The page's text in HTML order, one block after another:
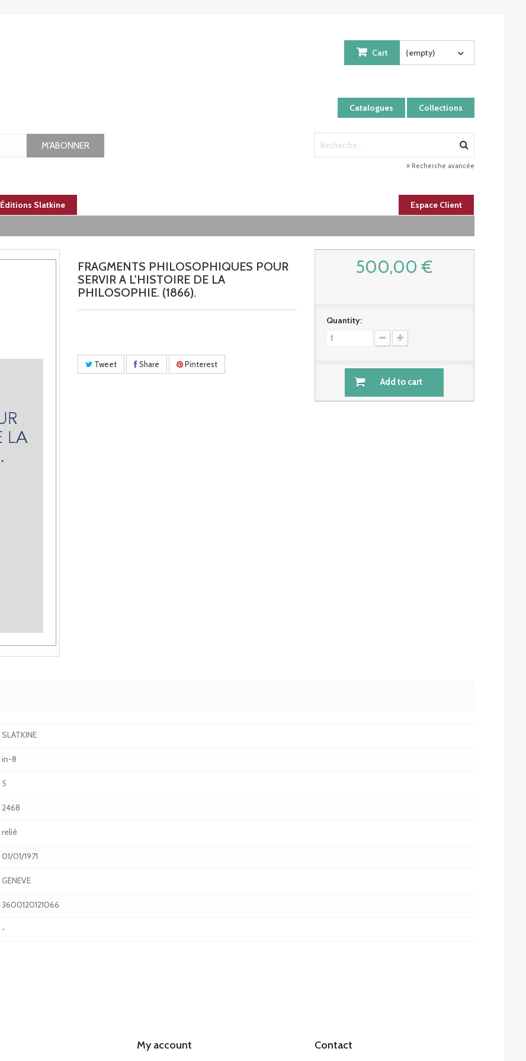
Catalogues Collections
Cart (empty)
M'ABONNER
Recherche avancée
Éditions Slatkine
Espace Client
FRAGMENTS PHILOSOPHIQUES POUR
SERVIR A L'HISTOIRE DE LA
PHILOSOPHIE. (1866).
Tweet Share Pinterest
500,00 €
Quantity:
Add to cart
SLATKINE
in-8
5
2468
relié
01/01/1971
GENEVE
3600120121066
-
My account Contact